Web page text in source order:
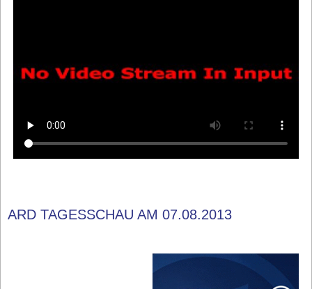
ARD TAGESSCHAU AM 07.08.2013